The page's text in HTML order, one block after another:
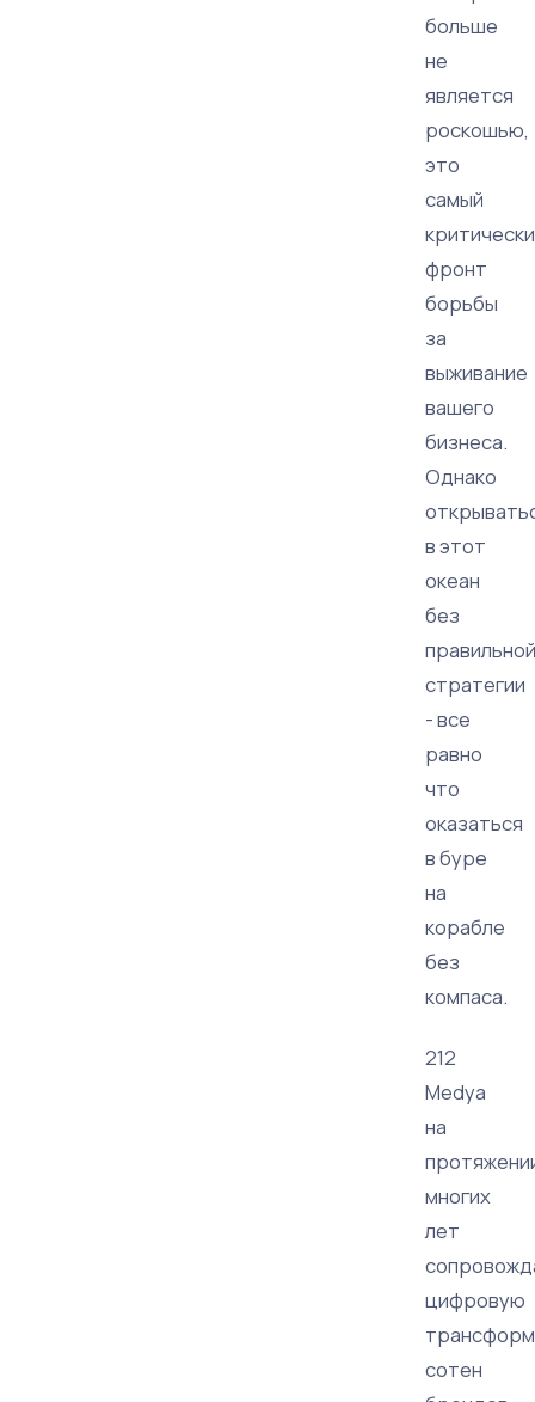
больше
не
является
роскошью,
это
самый
фронт
борьбы
за
выживание
вашего
бизнеса.
Однако
в этот
океан
без
правильной
стратегии
- все
равно
что
оказаться
в буре
на
корабле
без
компаса.
212
Medya
на
многих
лет
цифровую
сотен